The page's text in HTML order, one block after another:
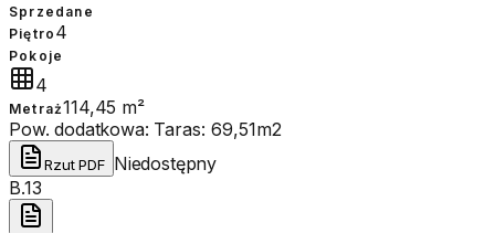
Sprzedane
Piętro 4
Pokoje
4
Metraż114,45 m²
Pow. dodatkowa: Taras: 69,51m2
Rzut PDF Niedostępny
B.13